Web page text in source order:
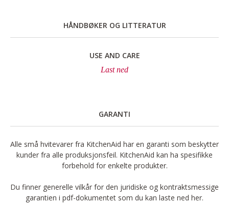
HÅNDBØKER OG LITTERATUR
USE AND CARE
Last ned
GARANTI
Alle små hvitevarer fra KitchenAid har en garanti som beskytter
kunder fra alle produksjonsfeil. KitchenAid kan ha spesifikke
forbehold for enkelte produkter.
Du finner generelle vilkår for den juridiske og kontraktsmessige
garantien i pdf-dokumentet som du kan laste ned her.